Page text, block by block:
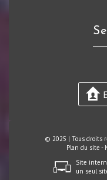
© 2025 | Tous droits
Plan du site -
Site
un seul